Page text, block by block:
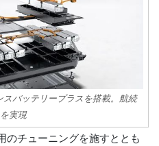
バッテリープラスを搭載。航続
実現
チューニングを施すととも